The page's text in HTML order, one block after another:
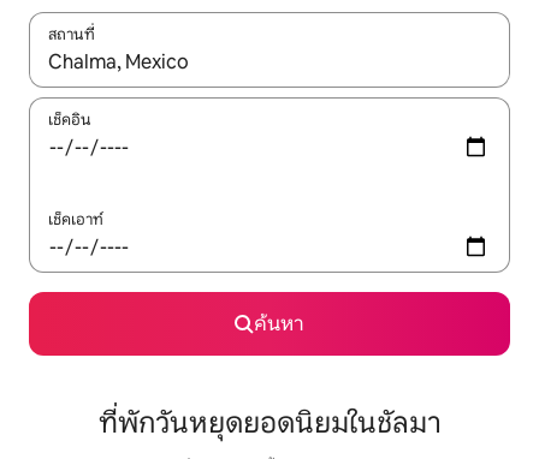
สถานที่
ใช้ลูกศรขึ้นลง หรือใช้การสัมผัสหรือปัด เพื่อสำรวจผลการค้นหา
เช็คอิน
เช็คเอาท์
ค้นหา
ที่พักวันหยุดยอดนิยมในชัลมา